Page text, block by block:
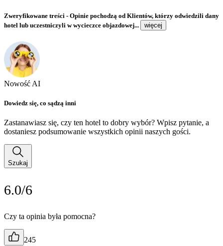
Zweryfikowane treści - Opinie pochodzą od Klientów, którzy odwiedzili dany
hotel lub uczestniczyli w wycieczce objazdowej...
więcej
Nowość AI
Dowiedz się, co sądzą inni
Zastanawiasz się, czy ten hotel to dobry wybór? Wpisz pytanie, a
dostaniesz podsumowanie wszystkich opinii naszych gości.
Szukaj
6.0/6
Czy ta opinia była pomocna?
245